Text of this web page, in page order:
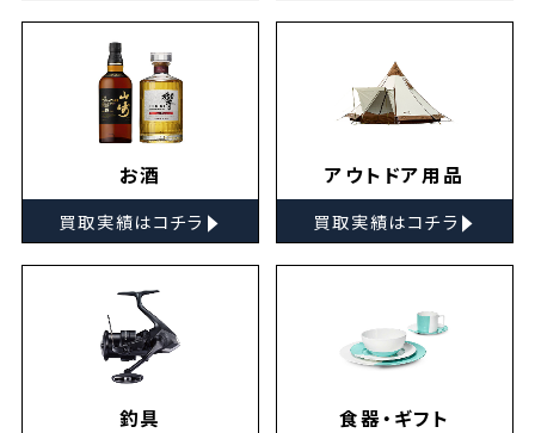
お酒
買取実績はコチラ ▸
アウトドア用品
買取実績はコチラ ▸
釣具 食器・ギフト